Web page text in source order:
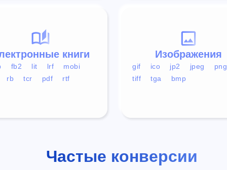
Изображения
gif ico jp2 jpeg
png
tiff
tga bmp
книги
fb2 lit lrf
mobi
rb tcr pdf rtf
Частые конверсии